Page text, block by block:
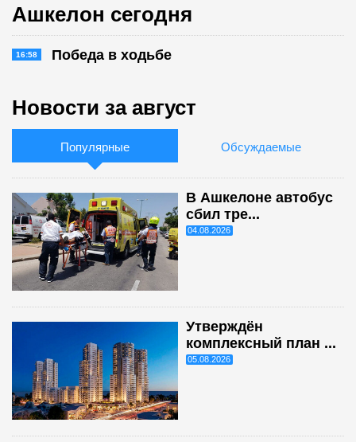
Ашкелон сегодня
16:58 Победа в ходьбе
Новости за август
Популярные Обсуждаемые
В Ашкелоне автобус
сбил тре...
04.08.2026
Утверждён
комплексный план ...
05.08.2026